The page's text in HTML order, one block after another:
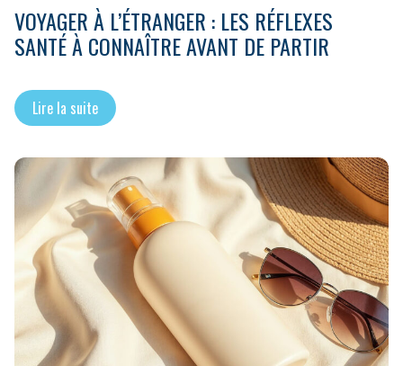
VOYAGER À L’ÉTRANGER : LES RÉFLEXES
SANTÉ À CONNAÎTRE AVANT DE PARTIR
Lire la suite